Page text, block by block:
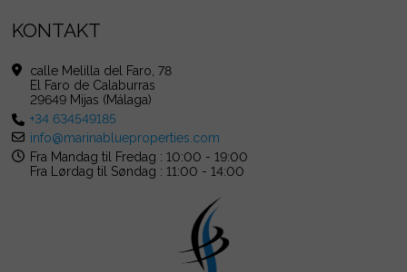
KONTAKT
calle Melilla del Faro, 78
El Faro de Calaburras
29649 Mijas (Málaga)
+34 634549185
info@marinablueproperties.com
Fra Mandag til Fredag : 10:00 - 19:00
Fra Lørdag til Søndag : 11:00 - 14:00